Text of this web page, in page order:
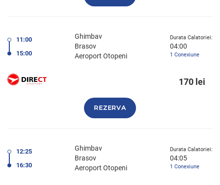
11:00
15:00
Ghimbav
Brasov
Aeroport Otopeni
Durata Calatoriei:
04:00
1 Conexiune
170 lei
REZERVA
12:25
16:30
Ghimbav
Brasov
Aeroport Otopeni
Durata Calatoriei:
04:05
1 Conexiune